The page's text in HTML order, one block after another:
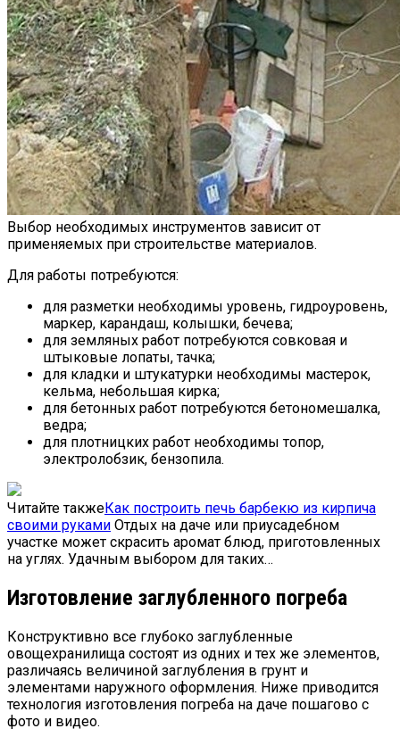
Выбор необходимых инструментов зависит от
применяемых при строительстве материалов.
Для работы потребуются:
для разметки необходимы уровень, гидроуровень,
маркер, карандаш, колышки, бечева;
для земляных работ потребуются совковая и
штыковые лопаты, тачка;
для кладки и штукатурки необходимы мастерок,
кельма, небольшая кирка;
для бетонных работ потребуются бетономешалка,
ведра;
для плотницких работ необходимы топор,
электролобзик, бензопила.
Читайте такжеКак построить печь барбекю из кирпича
своими руками Отдых на даче или приусадебном
участке может скрасить аромат блюд, приготовленных
на углях. Удачным выбором для таких…
Изготовление заглубленного погреба
Конструктивно все глубоко заглубленные
овощехранилища состоят из одних и тех же элементов,
различаясь величиной заглубления в грунт и
элементами наружного оформления. Ниже приводится
технология изготовления погреба на даче пошагово с
фото и видео.